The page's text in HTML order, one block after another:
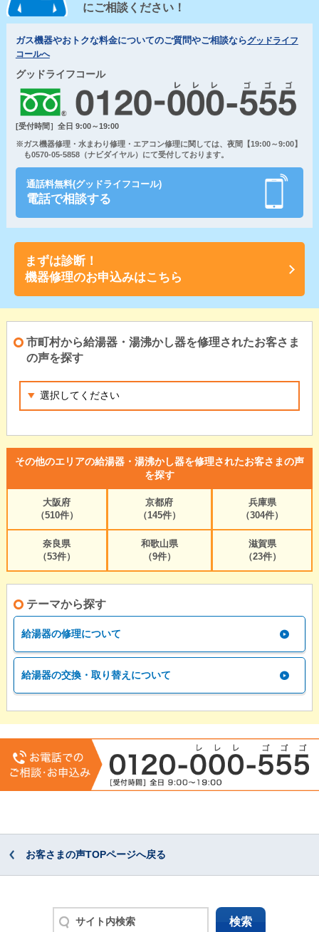
にご相談ください！
ガス機器やおトクな料金についてのご質問やご相談ならグッドライフ
コールへ
グッドライフコール
[受付時間］全日 9:00～19:00
※ガス機器修理・水まわり修理・エアコン修理に関しては、夜間【19:00～9:00】
も0570-05-5858（ナビダイヤル）にて受付しております。
通話料無料(グッドライフコール)
電話で相談する
まずは診断！
機器修理のお申込みはこちら
市町村から給湯器・湯沸かし器を修理されたお客さま
の声を探す
その他のエリアの給湯器・湯沸かし器を修理されたお客さまの声
を探す
大阪府
（510件）
京都府
（145件）
兵庫県
（304件）
奈良県
（53件）
和歌山県
（9件）
滋賀県
（23件）
テーマから探す
給湯器の修理について
給湯器の交換・取り替えについて
お客さまの声TOPページへ戻る